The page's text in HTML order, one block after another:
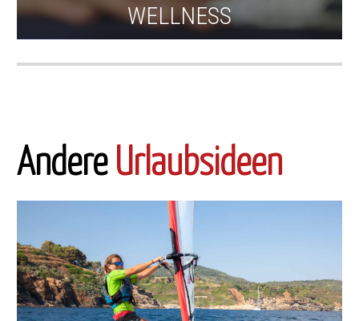
WELLNESS
Andere Urlaubsideen